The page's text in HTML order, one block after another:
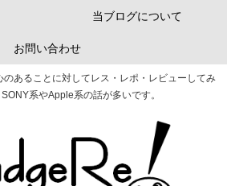
あることに対してレス・レポ・レビューしてみ
系やApple系の話が多いです。
当ブログについて
お問い合わせ